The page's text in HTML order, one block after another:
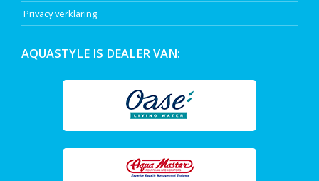
Privacy verklaring
AQUASTYLE IS DEALER VAN: